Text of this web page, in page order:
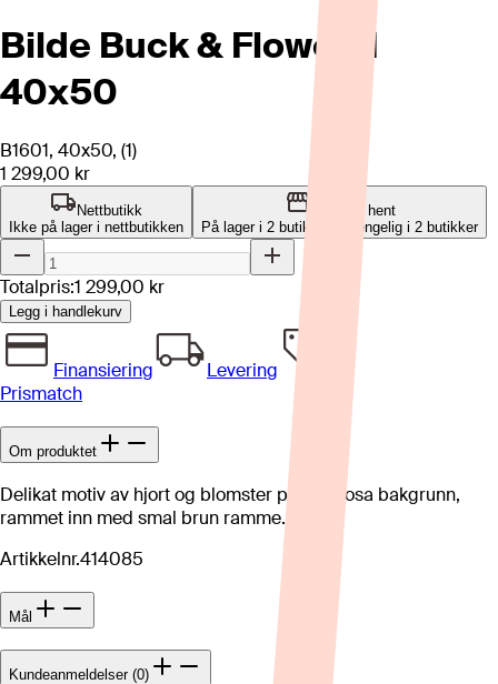
Bilde Buck & Flower II
40x50
B1601, 40x50, (1)
1 299,00 kr
Nettbutikk
Ikke på lager i nettbutikken
Klikk og hent
På lager i 2 butikker
Tilgjengelig i 2 butikker
Totalpris:1 299,00 kr
Legg i handlekurv
Finansiering
Levering
Prismatch
Om produktet
Delikat motiv av hjort og blomster på sart rosa bakgrunn,
rammet inn med smal brun ramme.
Artikkelnr.414085
Mål
Kundeanmeldelser (0)